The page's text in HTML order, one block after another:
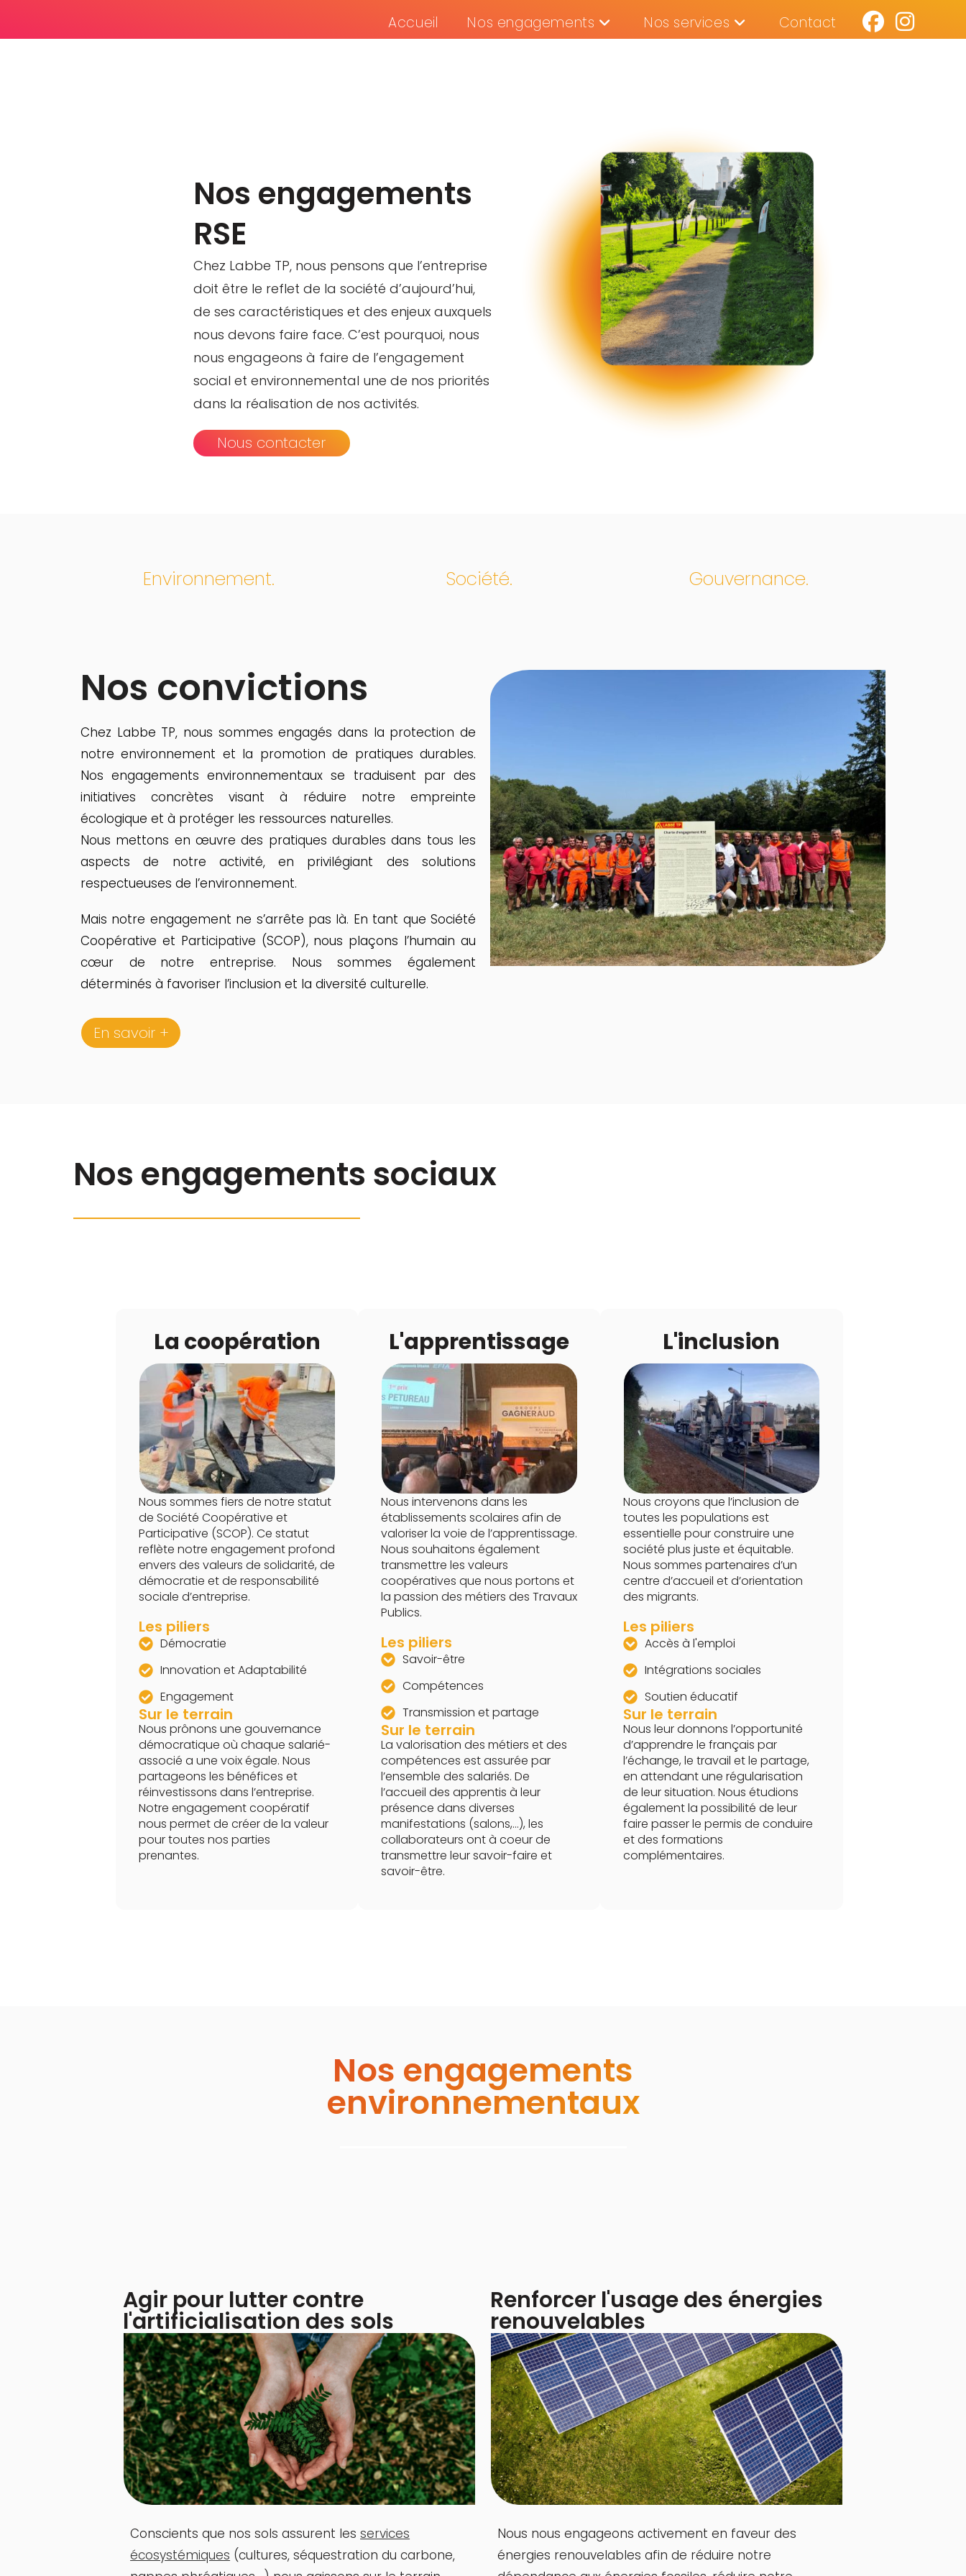
Accueil Nos engagements Nos services Contact
Nos engagements
RSE
Chez Labbe TP, nous pensons que l’entreprise
doit être le reflet de la société d’aujourd’hui,
de ses caractéristiques et des enjeux auxquels
nous devons faire face. C’est pourquoi, nous
nous engageons à faire de l’engagement
social et environnemental une de nos priorités
dans la réalisation de nos activités.
Nous contacter
Environnement. Société. Gouvernance.
Nos convictions
Chez Labbe TP, nous sommes engagés dans la protection de
notre environnement et la promotion de pratiques durables.
Nos engagements environnementaux se traduisent par des
initiatives concrètes visant à réduire notre empreinte
écologique et à protéger les ressources naturelles.
Nous mettons en œuvre des pratiques durables dans tous les
aspects de notre activité, en privilégiant des solutions
respectueuses de l’environnement.
Mais notre engagement ne s’arrête pas là. En tant que Société
Coopérative et Participative (SCOP), nous plaçons l’humain au
cœur de notre entreprise. Nous sommes également
déterminés à favoriser l’inclusion et la diversité culturelle.
En savoir +
Nos engagements sociaux
La coopération
Nous sommes fiers de notre statut
de Société Coopérative et
Participative (SCOP). Ce statut
reflète notre engagement profond
envers des valeurs de solidarité, de
démocratie et de responsabilité
sociale d’entreprise.
Les piliers
Démocratie
Innovation et Adaptabilité
Engagement
Sur le terrain
Nous prônons une gouvernance
démocratique où chaque salarié-
associé a une voix égale. Nous
partageons les bénéfices et
réinvestissons dans l’entreprise.
Notre engagement coopératif
nous permet de créer de la valeur
pour toutes nos parties
prenantes.
L'apprentissage
Nous intervenons dans les
établissements scolaires afin de
valoriser la voie de l’apprentissage.
Nous souhaitons également
transmettre les valeurs
coopératives que nous portons et
la passion des métiers des Travaux
Publics.
Les piliers
Savoir-être
Compétences
Transmission et partage
Sur le terrain
La valorisation des métiers et des
compétences est assurée par
l’ensemble des salariés. De
l’accueil des apprentis à leur
présence dans diverses
manifestations (salons,…), les
collaborateurs ont à coeur de
transmettre leur savoir-faire et
savoir-être.
L'inclusion
Nous croyons que l’inclusion de
toutes les populations est
essentielle pour construire une
société plus juste et équitable.
Nous sommes partenaires d’un
centre d’accueil et d’orientation
des migrants.
Les piliers
Accès à l'emploi
Intégrations sociales
Soutien éducatif
Sur le terrain
Nous leur donnons l’opportunité
d’apprendre le français par
l’échange, le travail et le partage,
en attendant une régularisation
de leur situation. Nous étudions
également la possibilité de leur
faire passer le permis de conduire
et des formations
complémentaires.
Nos engagements
environnementaux
Agir pour lutter contre
l'artificialisation des sols
Conscients que nos sols assurent lesservices
écosystémiques (cultures, séquestration du carbone,
Renforcer l'usage des énergies
renouvelables
Nous nous engageons activement en faveur des
énergies renouvelables afin de réduire notre